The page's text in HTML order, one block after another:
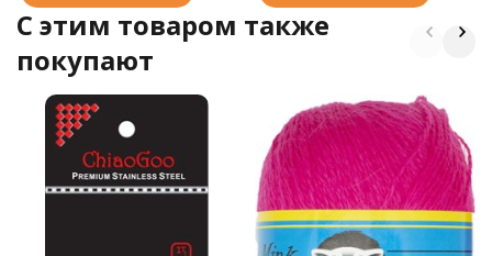
C этим товаром также
покупают